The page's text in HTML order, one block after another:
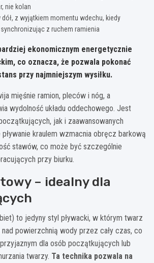
nie kolan
z wyjątkiem momentu wdechu, kiedy
z ruchem ramienia
ekonomicznym energetycznie
co oznacza, że pozwala pokonać
przy najmniejszym wysiłku.
mięśnie ramion, pleców i nóg, a
wydolność układu oddechowego. Jest
jak i zaawansowanych
pływanie kraulem wzmacnia obręcz barkową
stawów, co może być szczególnie
przy biurku.
– idealny dla
to jedyny styl pływacki, w którym twarz
nad powierzchnią wody przez cały czas, co
dla osób początkujących lub
twarzy. Ta technika pozwala na